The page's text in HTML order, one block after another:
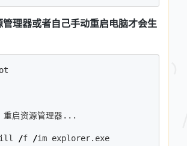
管理器或者自己手动重启电脑才会生
启资源管理器...
/f /im explorer.exe